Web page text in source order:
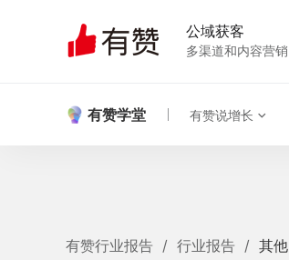
公域获客
多渠道和内容营销
有赞学堂 有赞说增长
有赞行业报告 / 行业报告 / 其他